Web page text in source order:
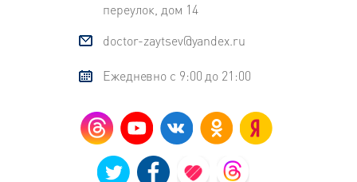
переулок, дом 14
doctor-zaytsev@yandex.ru
Ежедневно с 9:00 до 21:00